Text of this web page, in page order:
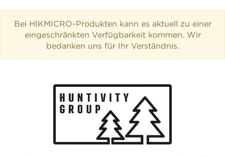
Bei HIKMICRO-Produkten kann es aktuell zu einer
eingeschränkten Verfügbarkeit kommen. Wir
bedanken uns für Ihr Verständnis.